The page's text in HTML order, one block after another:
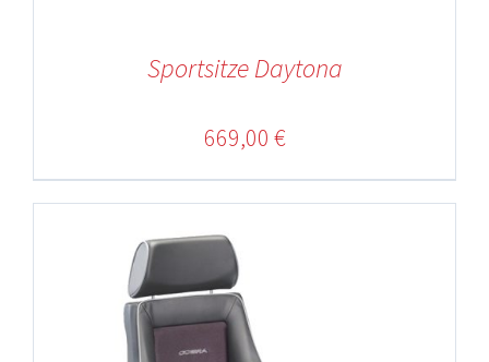
Sportsitze Daytona
669,00 €